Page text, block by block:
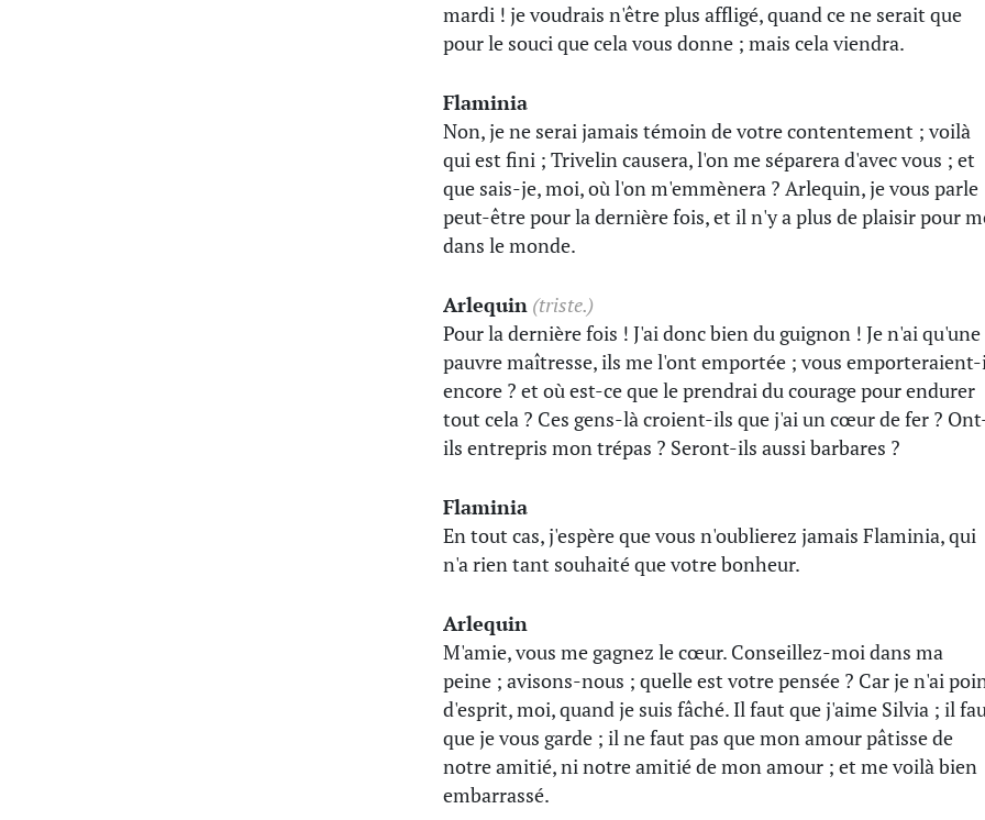
mardi ! je voudrais n'être plus affligé, quand ce ne serait que
pour le souci que cela vous donne ; mais cela viendra.
Flaminia
Non, je ne serai jamais témoin de votre contentement ; voilà
qui est fini ; Trivelin causera, l'on me séparera d'avec vous ; et
que sais-je, moi, où l'on m'emmènera ? Arlequin, je vous parle
peut-être pour la dernière fois, et il n'y a plus de plaisir pour
dans le monde.
Arlequin (triste.)
Pour la dernière fois ! J'ai donc bien du guignon ! Je n'ai qu'une
pauvre maîtresse, ils me l'ont emportée ; vous
encore ? et où est-ce que le prendrai du courage pour endurer
tout cela ? Ces gens-là croient-ils que j'ai un cœur de fer ?
ils entrepris mon trépas ? Seront-ils aussi barbares ?
Flaminia
En tout cas, j'espère que vous n'oublierez jamais Flaminia, qui
n'a rien tant souhaité que votre bonheur.
Arlequin
M'amie, vous me gagnez le cœur. Conseillez-moi dans ma
peine ; avisons-nous ; quelle est votre pensée ? Car je n'ai
d'esprit, moi, quand je suis fâché. Il faut que j'aime Silvia ; il
que je vous garde ; il ne faut pas que mon amour pâtisse de
notre amitié, ni notre amitié de mon amour ; et me voilà bien
embarrassé.